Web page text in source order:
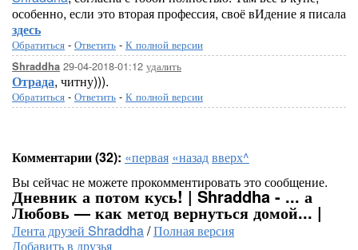
особенно, если это вторая профессия, своё вИдение я писала
здесь
Обратиться - Ответить - К полной версии
Shraddha 29-04-2018-01:12 удалить
Отрада, читну))).
Обратиться - Ответить - К полной версии
Комментарии (32): «первая «назадвверх^
Вы сейчас не можете прокомментировать это сообщение.
Дневник а потом кусь! | Shraddha - ... а
Любовь — как метод вернуться домой... |
Лента друзей Shraddha/Полная версия
Добавить в друзья